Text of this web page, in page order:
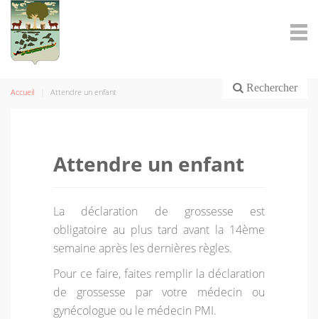
Rechercher
Accueil Attendre un enfant
Attendre un enfant
La déclaration de grossesse est
obligatoire au plus tard avant la 14ème
semaine après les dernières règles.
Pour ce faire, faites remplir la déclaration
de grossesse par votre médecin ou
gynécologue ou le médecin PMI.